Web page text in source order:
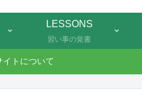
LESSONS
習い事の覚書
イトについて